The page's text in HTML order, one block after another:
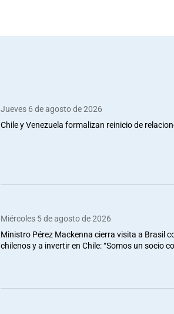
Jueves 6 de agosto de 2026
Chile y Venezuela formalizan reinicio de
Miércoles 5 de agosto de 2026
Ministro Pérez Mackenna cierra visita a Brasil
chilenos y a invertir en Chile: “Somos un socio